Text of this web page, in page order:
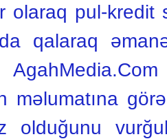
olaraq pul-kredit
qalaraq
məlumatına
olduğunu